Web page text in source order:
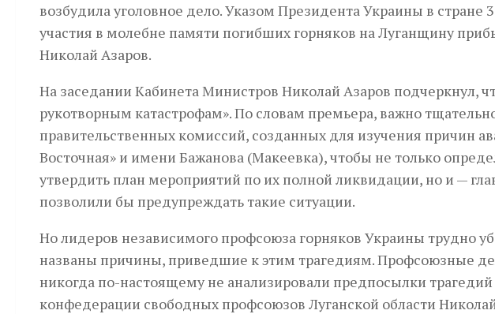
возбудила уголовное дело. Указом Президента Украины в стране
участия в молебне памяти погибших горняков на Луганщину
Николай Азаров.
На заседании Кабинета Министров Николай Азаров подчеркнул,
рукотворным катастрофам». По словам премьера, важно
правительственных комиссий, созданных для изучения причин
Восточная» и имени Бажанова (Макеевка), чтобы не только
утвердить план мероприятий по их полной ликвидации, но и —
позволили бы предупреждать такие ситуации.
Но лидеров независимого профсоюза горняков Украины трудно
названы причины, приведшие к этим трагедиям. Профсоюзные
никогда по-настоящему не анализировали предпосылки
конфедерации свободных профсоюзов Луганской области